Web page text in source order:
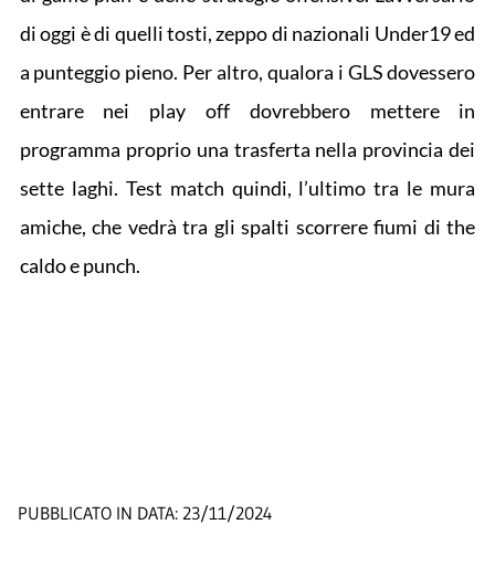
di oggi è di quelli tosti, zeppo di nazionali Under19 ed
a punteggio pieno. Per altro, qualora i GLS dovessero
entrare nei play off dovrebbero mettere in
programma proprio una trasferta nella provincia dei
sette laghi. Test match quindi, l’ultimo tra le mura
amiche, che vedrà tra gli spalti scorrere fiumi di the
caldo e punch.
PUBBLICATO IN DATA: 23/11/2024